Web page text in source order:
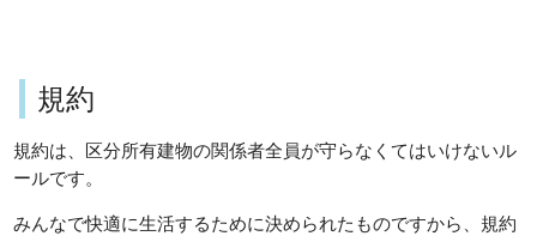
規約
規約は、区分所有建物の関係者全員が守らなくてはいけないル
ールです。
みんなで快適に生活するために決められたものですから、規約